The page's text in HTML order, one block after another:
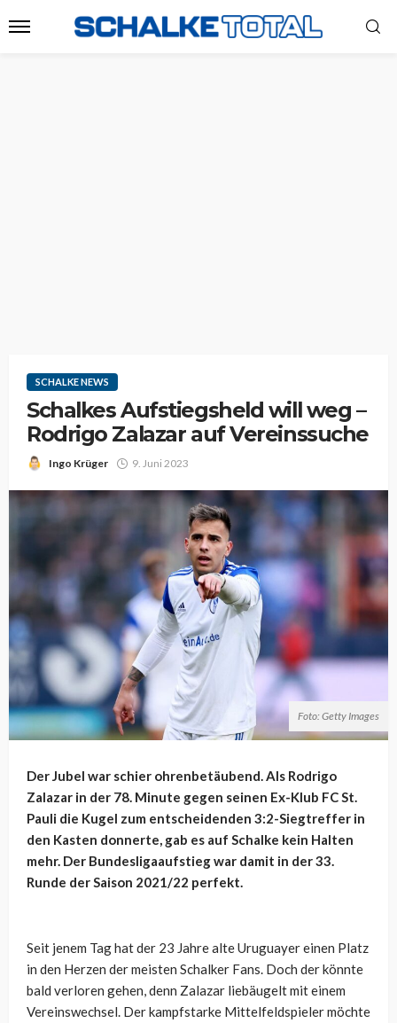
SCHALKE NEWS
Schalkes Aufstiegsheld will weg –
Rodrigo Zalazar auf Vereinssuche
Ingo Krüger 9. Juni 2023
Foto: Getty Images
Der Jubel war schier ohrenbetäubend. Als Rodrigo
Zalazar in der 78. Minute gegen seinen Ex-Klub FC St.
Pauli die Kugel zum entscheidenden 3:2-Siegtreffer in
den Kasten donnerte, gab es auf Schalke kein Halten
mehr. Der Bundesligaaufstieg war damit in der 33.
Runde der Saison 2021/22 perfekt.
Seit jenem Tag hat der 23 Jahre alte Uruguayer einen Platz
in den Herzen der meisten Schalker Fans. Doch der könnte
bald verloren gehen, denn Zalazar liebäugelt mit einem
Vereinswechsel. Der kampfstarke Mittelfeldspieler möchte